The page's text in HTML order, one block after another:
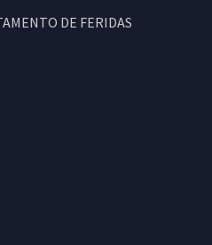
DE FERIDAS